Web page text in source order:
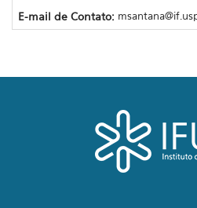
E-mail de Contato: